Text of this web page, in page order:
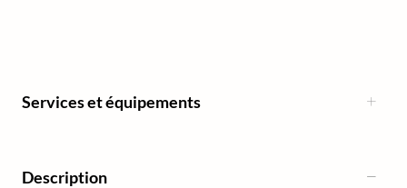
Services et équipements
Description